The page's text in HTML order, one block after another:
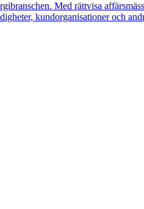
Med rättvisa
kundorganisationer och